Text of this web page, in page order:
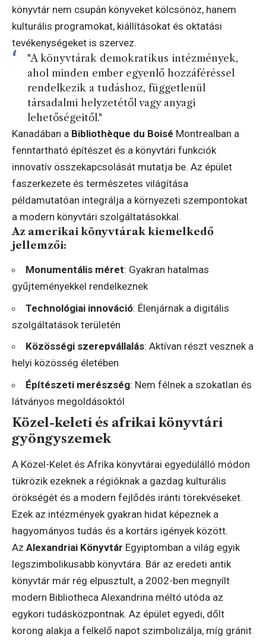
könyvtár nem csupán könyveket kölcsönöz, hanem
kulturális programokat, kiállításokat és oktatási
tevékenységeket is szervez.
"A könyvtárak demokratikus intézmények,
ahol minden ember egyenlő hozzáféréssel
rendelkezik a tudáshoz, függetlenül
társadalmi helyzetétől vagy anyagi
lehetőségeitől."
Kanadában a Bibliothèque du Boisé Montrealban a
fenntartható építészet és a könyvtári funkciók
innovatív összekapcsolását mutatja be. Az épület
faszerkezete és természetes világítása
példamutatóan integrálja a környezeti szempontokat
a modern könyvtári szolgáltatásokkal.
Az amerikai könyvtárak kiemelkedő
jellemzői:
Monumentális méret: Gyakran hatalmas
gyűjteményekkel rendelkeznek
Technológiai innováció: Élenjárnak a digitális
szolgáltatások területén
Közösségi szerepvállalás: Aktívan részt vesznek a
helyi közösség életében
Építészeti merészség: Nem félnek a szokatlan és
látványos megoldásoktól
Közel-keleti és afrikai könyvtári
gyöngyszemek
A Közel-Kelet és Afrika könyvtárai egyedülálló módon
tükrözik ezeknek a régióknak a gazdag kulturális
örökségét és a modern fejlődés iránti törekvéseket.
Ezek az intézmények gyakran hidat képeznek a
hagyományos tudás és a kortárs igények között.
Az Alexandriai Könyvtár Egyiptomban a világ egyik
legszimbolikusabb könyvtára. Bár az eredeti antik
könyvtár már rég elpusztult, a 2002-ben megnyílt
modern Bibliotheca Alexandrina méltó utóda az
egykori tudásközpontnak. Az épület egyedi, dőlt
korong alakja a felkelő napot szimbolizálja, míg gránit